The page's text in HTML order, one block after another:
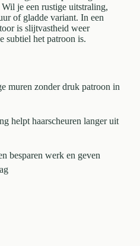
je een rustige uitstraling,
of gladde variant. In een
is slijtvastheid weer
subtiel het patroon is.
muren zonder druk patroon in
helpt haarscheuren langer uit
besparen werk en geven